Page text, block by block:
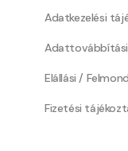
Adatkezelési
Elállási /
Fizetési